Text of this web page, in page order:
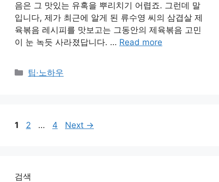
음은 그 맛있는 유혹을 뿌리치기 어렵죠. 그런데 말
입니다, 제가 최근에 알게 된 류수영 씨의 삼겹살 제
육볶음 레시피를 맛보고는 그동안의 제육볶음 고민
이 눈 녹듯 사라졌답니다. … Read more
Categories
팁·노하우
Page
1 Page
2 … Page
4 Next →
검색